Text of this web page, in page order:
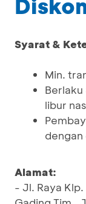
Syarat &
Min.
libur
dengan
Alamat:
- Jl. Raya